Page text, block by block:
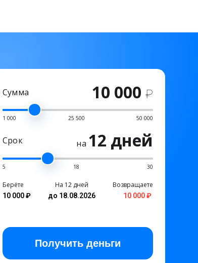
Сумма 10 000 ₽
1 000 25 500 50 000
Срок на 12 дней
5 18 30
Берёте
10 000 ₽
На 12 дней
до 18.08.2026
Возвращаете
10 000 ₽
Получить деньги